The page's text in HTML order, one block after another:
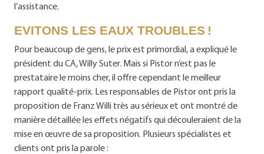
l’assistance.
EVITONS LES EAUX TROUBLES !
Pour beaucoup de gens, le prix est primordial, a expliqué le
président du CA, Willy Suter. Mais si Pistor n’est pas le
prestataire le moins cher, il offre cependant le meilleur
rapport qualité-prix. Les responsables de Pistor ont pris la
proposition de Franz Willi très au sérieux et ont montré de
manière détaillée les effets négatifs qui découleraient de la
mise en œuvre de sa proposition. Plusieurs spécialistes et
clients ont pris la parole :